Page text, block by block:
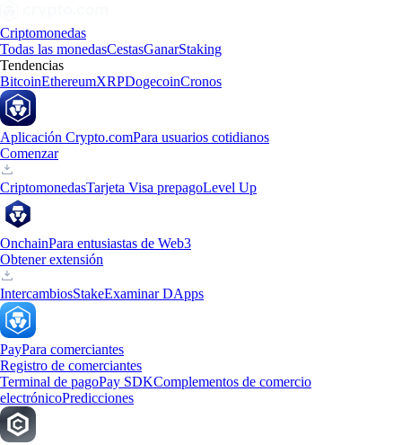
Criptomonedas
Todas las monedasCestasGanarStaking
Tendencias
BitcoinEthereumXRPDogecoinCronos
Aplicación Crypto.comPara usuarios cotidianos
Comenzar
CriptomonedasTarjeta Visa prepagoLevel Up
OnchainPara entusiastas de Web3
Obtener extensión
IntercambiosStakeExaminar DApps
PayPara comerciantes
Registro de comerciantes
Terminal de pagoPay SDKComplementos de comercio
electrónicoPredicciones